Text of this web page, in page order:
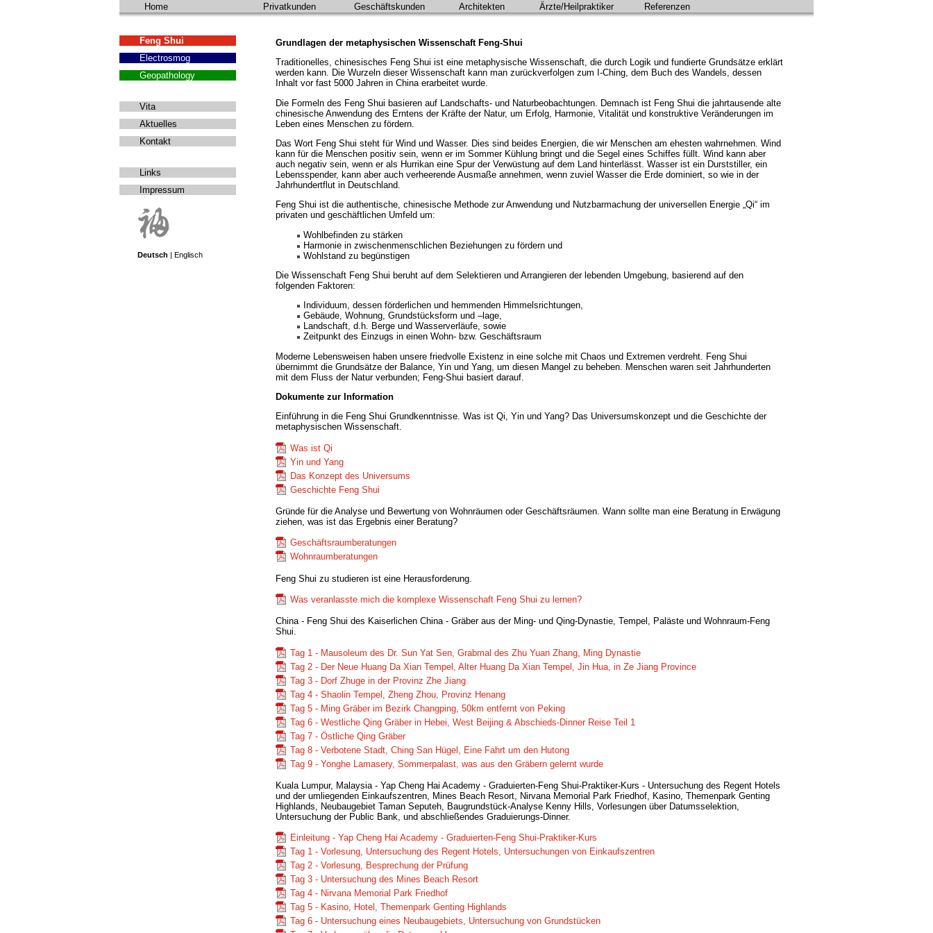
Home Privatkunden Geschäftskunden Architekten Ärzte/Heilpraktiker Referenzen
Feng Shui
Electrosmog
Geopathology
Vita
Aktuelles
Kontakt
Links
Impressum
Deutsch | Englisch
Grundlagen der metaphysischen Wissenschaft Feng-Shui
Traditionelles, chinesisches Feng Shui ist eine metaphysische Wissenschaft, die durch Logik und fundierte Grundsätze erklärt
werden kann. Die Wurzeln dieser Wissenschaft kann man zurückverfolgen zum I-Ching, dem Buch des Wandels, dessen
Inhalt vor fast 5000 Jahren in China erarbeitet wurde.
Die Formeln des Feng Shui basieren auf Landschafts- und Naturbeobachtungen. Demnach ist Feng Shui die jahrtausende alte
chinesische Anwendung des Erntens der Kräfte der Natur, um Erfolg, Harmonie, Vitalität und konstruktive Veränderungen im
Leben eines Menschen zu fördern.
Das Wort Feng Shui steht für Wind und Wasser. Dies sind beides Energien, die wir Menschen am ehesten wahrnehmen. Wind
kann für die Menschen positiv sein, wenn er im Sommer Kühlung bringt und die Segel eines Schiffes füllt. Wind kann aber
auch negativ sein, wenn er als Hurrikan eine Spur der Verwüstung auf dem Land hinterlässt. Wasser ist ein Durststiller, ein
Lebensspender, kann aber auch verheerende Ausmaße annehmen, wenn zuviel Wasser die Erde dominiert, so wie in der
Jahrhundertflut in Deutschland.
Feng Shui ist die authentische, chinesische Methode zur Anwendung und Nutzbarmachung der universellen Energie „Qi“ im
privaten und geschäftlichen Umfeld um:
Wohlbefinden zu stärken
Harmonie in zwischenmenschlichen Beziehungen zu fördern und
Wohlstand zu begünstigen
Die Wissenschaft Feng Shui beruht auf dem Selektieren und Arrangieren der lebenden Umgebung, basierend auf den
folgenden Faktoren:
Individuum, dessen förderlichen und hemmenden Himmelsrichtungen,
Gebäude, Wohnung, Grundstücksform und –lage,
Landschaft, d.h. Berge und Wasserverläufe, sowie
Zeitpunkt des Einzugs in einen Wohn- bzw. Geschäftsraum
Moderne Lebensweisen haben unsere friedvolle Existenz in eine solche mit Chaos und Extremen verdreht. Feng Shui
übernimmt die Grundsätze der Balance, Yin und Yang, um diesen Mangel zu beheben. Menschen waren seit Jahrhunderten
mit dem Fluss der Natur verbunden; Feng-Shui basiert darauf.
Dokumente zur Information
Einführung in die Feng Shui Grundkenntnisse. Was ist Qi, Yin und Yang? Das Universumskonzept und die Geschichte der
metaphysischen Wissenschaft.
Was ist Qi
Yin und Yang
Das Konzept des Universums
Geschichte Feng Shui
Gründe für die Analyse und Bewertung von Wohnräumen oder Geschäftsräumen. Wann sollte man eine Beratung in Erwägung
ziehen, was ist das Ergebnis einer Beratung?
Geschäftsraumberatungen
Wohnraumberatungen
Feng Shui zu studieren ist eine Herausforderung.
Was veranlasste mich die komplexe Wissenschaft Feng Shui zu lernen?
China - Feng Shui des Kaiserlichen China - Gräber aus der Ming- und Qing-Dynastie, Tempel, Paläste und Wohnraum-Feng
Shui.
Tag 1 - Mausoleum des Dr. Sun Yat Sen, Grabmal des Zhu Yuan Zhang, Ming Dynastie
Tag 2 - Der Neue Huang Da Xian Tempel, Alter Huang Da Xian Tempel, Jin Hua, in Ze Jiang Province
Tag 3 - Dorf Zhuge in der Provinz Zhe Jiang
Tag 4 - Shaolin Tempel, Zheng Zhou, Provinz Henang
Tag 5 - Ming Gräber im Bezirk Changping, 50km entfernt von Peking
Tag 6 - Westliche Qing Gräber in Hebei, West Beijing & Abschieds-Dinner Reise Teil 1
Tag 7 - Östliche Qing Gräber
Tag 8 - Verbotene Stadt, Ching San Hügel, Eine Fahrt um den Hutong
Tag 9 - Yonghe Lamasery, Sommerpalast, was aus den Gräbern gelernt wurde
Kuala Lumpur, Malaysia - Yap Cheng Hai Academy - Graduierten-Feng Shui-Praktiker-Kurs - Untersuchung des Regent Hotels
und der umliegenden Einkaufszentren, Mines Beach Resort, Nirvana Memorial Park Friedhof, Kasino, Themenpark Genting
Highlands, Neubaugebiet Taman Seputeh, Baugrundstück-Analyse Kenny Hills, Vorlesungen über Datumsselektion,
Untersuchung der Public Bank, und abschließendes Graduierungs-Dinner.
Einleitung - Yap Cheng Hai Academy - Graduierten-Feng Shui-Praktiker-Kurs
Tag 1 - Vorlesung, Untersuchung des Regent Hotels, Untersuchungen von Einkaufszentren
Tag 2 - Vorlesung, Besprechung der Prüfung
Tag 3 - Untersuchung des Mines Beach Resort
Tag 4 - Nirvana Memorial Park Friedhof
Tag 5 - Kasino, Hotel, Themenpark Genting Highlands
Tag 6 - Untersuchung eines Neubaugebiets, Untersuchung von Grundstücken